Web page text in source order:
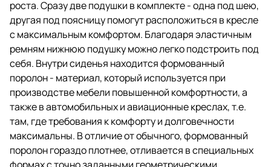
формованный поролон -
материал, который используется
при производстве мебели
повышенной комфортности, а
также в автомобильных и
авиационные креслах, т.е. там,
где требования к комфорту и
долговечности максимальны. В
отличие от обычного,
формованный поролон гораздо
плотнее, отливается в
специальных формах с точно
заданными геометрическими
параметрами, практически не
сминается со временем.
роста. Сразу две подушки в комплекте - одна под шею,
другая под поясницу помогут расположиться в кресле
с максимальным комфортом. Благодаря эластичным
ремням нижнюю подушку можно легко подстроить под
себя. Внутри сиденья находится формованный
поролон - материал, который используется при
производстве мебели повышенной комфортности, а
также в автомобильных и авиационные креслах, т.е.
там, где требования к комфорту и долговечности
максимальны. В отличие от обычного, формованный
поролон гораздо плотнее, отливается в специальных